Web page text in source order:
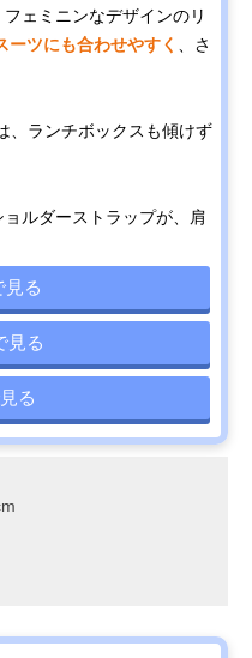
たれない、軽くて
丈夫な素材を使用
アリュック
ェミニンなデザインのリ
ーツにも合わせやすく
、さ
、ランチボックスも傾けず
ルダーストラップが、肩
見る
見る
る